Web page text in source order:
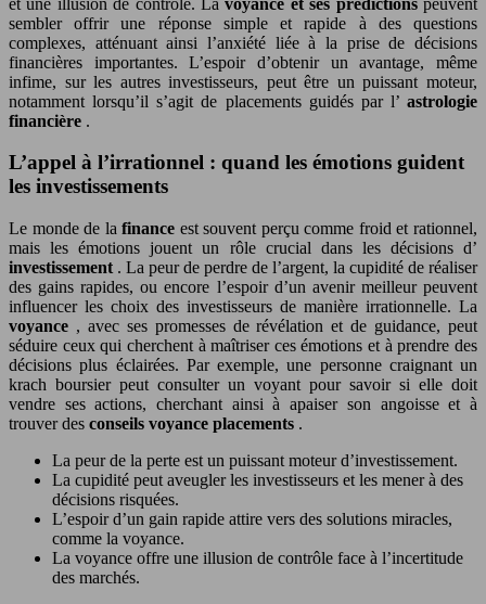
sembler offrir une réponse simple et rapide à des questions
complexes, atténuant ainsi l’anxiété liée à la prise de décisions
financières importantes. L’espoir d’obtenir un avantage, même
infime, sur les autres investisseurs, peut être un puissant moteur,
notamment lorsqu’il s’agit de placements guidés par l’ astrologie
financière .
L’appel à l’irrationnel : quand les émotions guident
les investissements
Le monde de lafinance est souvent perçu comme froid et rationnel,
mais les émotions jouent un rôle crucial dans les décisions d’
investissement . La peur de perdre de l’argent, la cupidité de réaliser
des gains rapides, ou encore l’espoir d’un avenir meilleur peuvent
influencer les choix des investisseurs de manière irrationnelle. La
voyance , avec ses promesses de révélation et de guidance, peut
séduire ceux qui cherchent à maîtriser ces émotions et à prendre des
décisions plus éclairées. Par exemple, une personne craignant un
krach boursier peut consulter un voyant pour savoir si elle doit
vendre ses actions, cherchant ainsi à apaiser son angoisse et à
trouver des conseils voyance placements .
La peur de la perte est un puissant moteur d’investissement.
La cupidité peut aveugler les investisseurs et les mener à des
décisions risquées.
L’espoir d’un gain rapide attire vers des solutions miracles,
comme la voyance.
La voyance offre une illusion de contrôle face à l’incertitude
des marchés.